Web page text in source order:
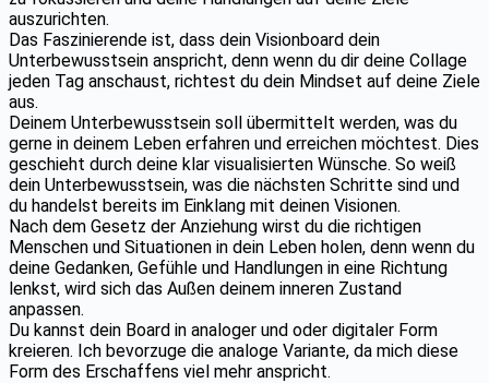
auszurichten.
Das Faszinierende ist, dass dein Visionboard dein
Unterbewusstsein anspricht, denn wenn du dir deine Collage
jeden Tag anschaust, richtest du dein Mindset auf deine Ziele
aus.
Deinem Unterbewusstsein soll übermittelt werden, was du
gerne in deinem Leben erfahren und erreichen möchtest. Dies
geschieht durch deine klar visualisierten Wünsche. So weiß
dein Unterbewusstsein, was die nächsten Schritte sind und
du handelst bereits im Einklang mit deinen Visionen.
Nach dem Gesetz der Anziehung wirst du die richtigen
Menschen und Situationen in dein Leben holen, denn wenn du
deine Gedanken, Gefühle und Handlungen in eine Richtung
lenkst, wird sich das Außen deinem inneren Zustand
anpassen.
Du kannst dein Board in analoger und oder digitaler Form
kreieren. Ich bevorzuge die analoge Variante, da mich diese
Form des Erschaffens viel mehr anspricht.